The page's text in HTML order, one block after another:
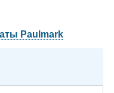
Paulmark